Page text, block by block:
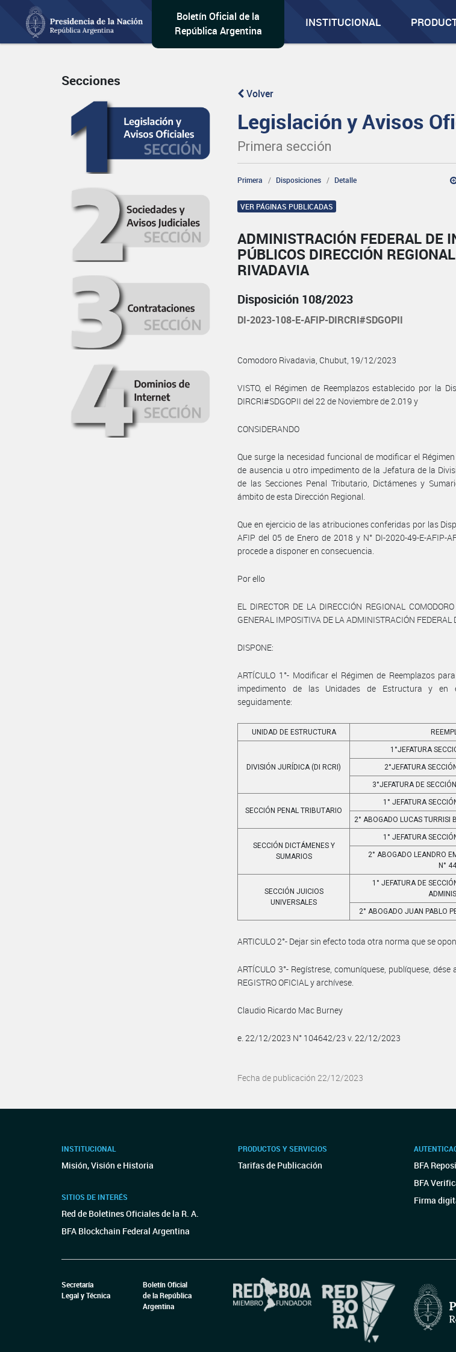
Boletín Oficial de la
República Argentina
INSTITUCIONAL
Secciones
Volver
Legislación y Avisos
Primera sección
Primera Disposiciones Detalle
VER PÁGINAS PUBLICADAS
ADMINISTRACIÓN FEDERAL DE
PÚBLICOS DIRECCIÓN
RIVADAVIA
Disposición 108/2023
DI-2023-108-E-AFIP-DIRCRI#SDGOPII
Comodoro Rivadavia, Chubut, 19/12/2023
VISTO, el Régimen de Reemplazos establecido por la
DIRCRI#SDGOPII del 22 de Noviembre de 2.019 y
CONSIDERANDO
Que surge la necesidad funcional de modificar el
de ausencia u otro impedimento de la Jefatura de la
de las Secciones Penal Tributario, Dictámenes y
ámbito de esta Dirección Regional.
Que en ejercicio de las atribuciones conferidas por las
AFIP del 05 de Enero de 2018 y N° DI-2020-49-E-AFIP-
procede a disponer en consecuencia.
Por ello
EL DIRECTOR DE LA DIRECCIÓN REGIONAL
GENERAL IMPOSITIVA DE LA ADMINISTRACIÓN FEDERAL
DISPONE:
ARTÍCULO 1°- Modificar el Régimen de Reemplazos
impedimento de las Unidades de Estructura y en
seguidamente:
UNIDAD DE ESTRUCTURA
DIVISIÓN JURÍDICA (DI RCRI)
1°JEFATURA
2°JEFATURA
3°JEFATURA DE
SECCIÓN PENAL TRIBUTARIO
1° JEFATURA
2° ABOGADO LUCAS TURRISI
SECCIÓN DICTÁMENES Y
SUMARIOS
1° JEFATURA
2° ABOGADO LEANDRO
N°
SECCIÓN JUICIOS
UNIVERSALES
1° JEFATURA DE
2° ABOGADO JUAN PABLO
ARTICULO 2°- Dejar sin efecto toda otra norma que se
ARTÍCULO 3°- Regístrese, comuníquese, publíquese, dése
REGISTRO OFICIAL y archívese.
Claudio Ricardo Mac Burney
e. 22/12/2023 N° 104642/23 v. 22/12/2023
Fecha de publicación 22/12/2023
INSTITUCIONAL
Misión, Visión e Historia
SITIOS DE INTERÉS
Red de Boletines Oficiales de la R. A.
BFA Blockchain Federal Argentina
PRODUCTOS Y SERVICIOS
Tarifas de Publicación
BFA
BFA
Firma
Secretaría
Legal y Técnica
Boletín Oficial
de la República
Argentina